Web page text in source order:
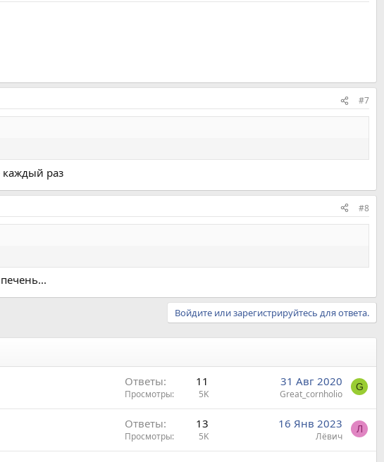
#7
каждый раз
#8
Войдите или зарегистрируйтесь для ответа.
Ответы 11
Просмотры 5K
31 Авг 2020
Great_cornholio
G
Ответы 13
Просмотры 5K
16 Янв 2023
Лëвич
Л